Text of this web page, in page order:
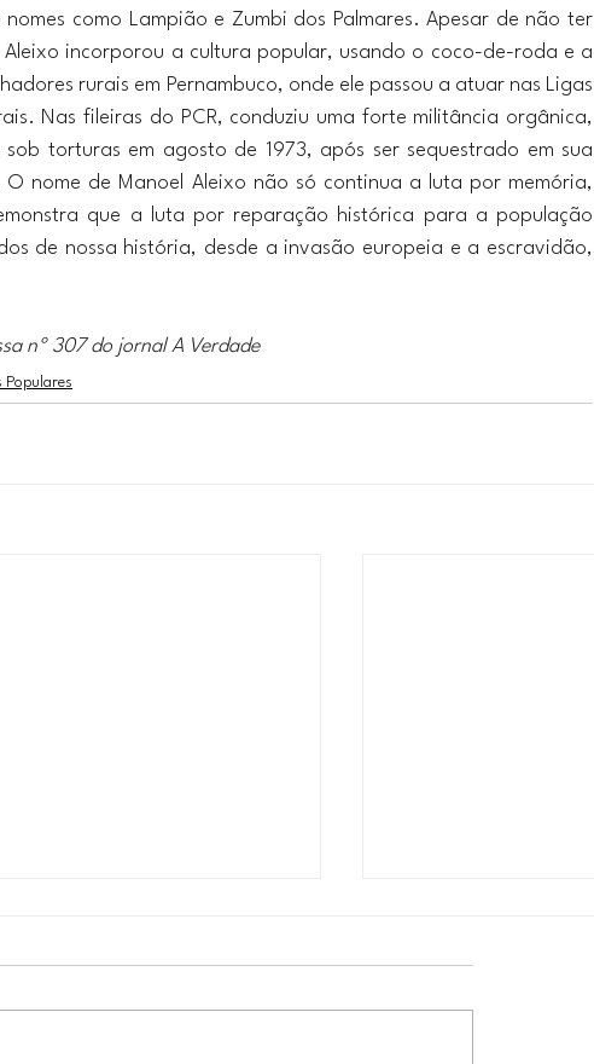
como Lampião e Zumbi dos Palmares. Apesar de não ter
incorporou a cultura popular, usando o coco-de-roda e a
rurais em Pernambuco, onde ele passou a atuar nas Ligas
Nas fileiras do PCR, conduziu uma forte militância orgânica,
sob torturas em agosto de 1973, após ser sequestrado em sua
O nome de Manoel Aleixo não só continua a luta por memória,
que a luta por reparação histórica para a população
de nossa história, desde a invasão europeia e a escravidão,
nº 307 do jornal A Verdade
Populares